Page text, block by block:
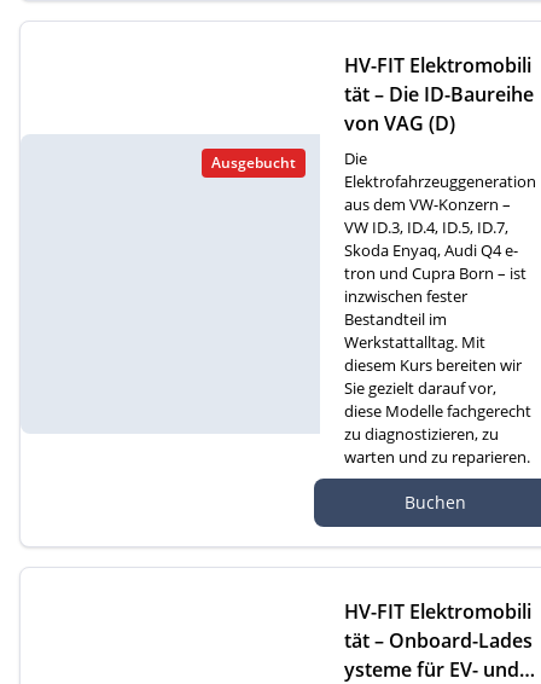
Ausgebucht
HV-FIT Elektromobili
tät – Die ID-Baureihe
von VAG (D)
Die
Elektrofahrzeuggeneration
aus dem VW-Konzern –
VW ID.3, ID.4, ID.5, ID.7,
Skoda Enyaq, Audi Q4 e-
tron und Cupra Born – ist
inzwischen fester
Bestandteil im
Werkstattalltag. Mit
diesem Kurs bereiten wir
Sie gezielt darauf vor,
diese Modelle fachgerecht
zu diagnostizieren, zu
warten und zu reparieren.
atte 1D, 6260 Reiden
Buchen
HV-FIT Elektromobili
tät – Onboard-Lades
ysteme für EV- und P